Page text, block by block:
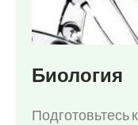
Биология
Подготовьтесь